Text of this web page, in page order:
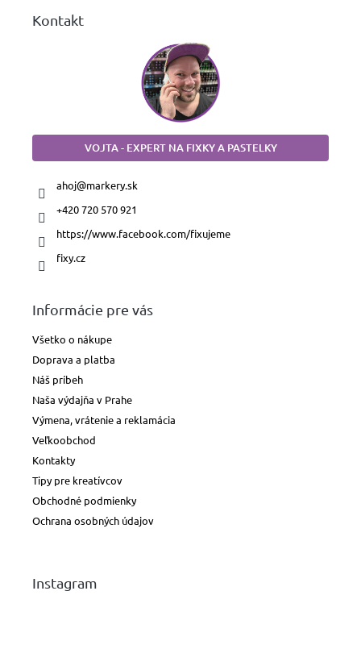
Kontakt
VOJTA - EXPERT NA FIXKY A PASTELKY
ahoj@markery.sk
+420 720 570 921
https://www.facebook.com/fixujeme
fixy.cz
Informácie pre vás
Všetko o nákupe
Doprava a platba
Náš príbeh
Naša výdajňa v Prahe
Výmena, vrátenie a reklamácia
Veľkoobchod
Kontakty
Tipy pre kreatívcov
Obchodné podmienky
Ochrana osobných údajov
Instagram